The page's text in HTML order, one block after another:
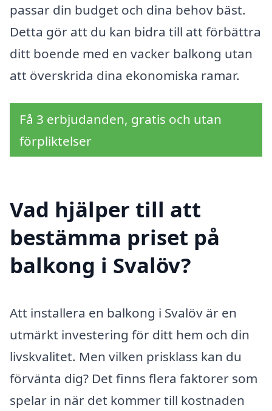
passar din budget och dina behov bäst.
Detta gör att du kan bidra till att förbättra
ditt boende med en vacker balkong utan
att överskrida dina ekonomiska ramar.
Få 3 erbjudanden, gratis och utan
förpliktelser
Vad hjälper till att
bestämma priset på
balkong i Svalöv?
Att installera en balkong i Svalöv är en
utmärkt investering för ditt hem och din
livskvalitet. Men vilken prisklass kan du
förvänta dig? Det finns flera faktorer som
spelar in när det kommer till kostnaden